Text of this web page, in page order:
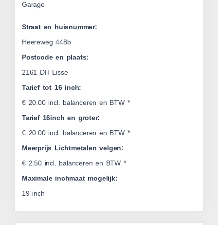
Garage
Straat en huisnummer:
Heereweg 448b
Postcode en plaats:
2161 DH Lisse
Tarief tot 16 inch:
€ 20.00 incl. balanceren en BTW *
Tarief 16inch en groter:
€ 20.00 incl. balanceren en BTW *
Meerprijs Lichtmetalen velgen:
€ 2.50 incl. balanceren en BTW *
Maximale inchmaat mogelijk:
19 inch